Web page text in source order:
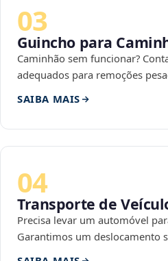
03
Guincho para
Caminhão sem funcionar?
adequados para remoções
SAIBA MAIS
04
Transporte de
Precisa levar um automóvel
Garantimos um deslocamento